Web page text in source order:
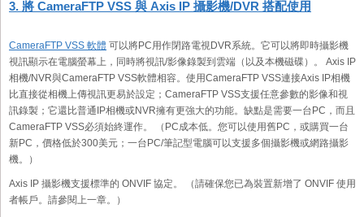
3. 將 CameraFTP VSS 與 Axis IP 攝影機/DVR 搭配使用
CameraFTP VSS 軟體 可以將PC用作閉路電視DVR系統。它可以將即時攝影機
視訊顯示在電腦螢幕上，同時將視訊/影像錄製到雲端（以及本機磁碟）。 Axis IP
相機/NVR與CameraFTP VSS軟體相容。使用CameraFTP VSS連接Axis IP相機
比直接從相機上傳視訊更易於設定；CameraFTP VSS支援任意參數的影像和視
訊錄製；它還比普通IP相機或NVR擁有更強大的功能。缺點是需要一台PC，而且
CameraFTP VSS必須始終運作。 （PC成本低。您可以使用舊PC，或購買一台
新PC，價格低於300美元；一台PC/筆記型電腦可以支援多個攝影機或網路攝影
機。）
Axis IP 攝影機支援標準的 ONVIF 協定。 （請確保您已為裝置新增了 ONVIF 使用
者帳戶。請參閱上一章。）